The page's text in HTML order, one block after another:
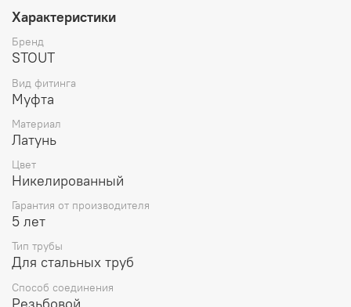
характеристики, информация о комплекте поставки,
габаритах, внешнем виде и цвете, стране производства
и основываются на последних доступных сведениях от
производителя. Производитель оставляет за собой
вносить изменения в дизайн и технические
характеристики, не ухудшающие потребительских
свойств товара.
Характеристики
Бренд
STOUT
Вид фитинга
Муфта
Материал
Латунь
Цвет
Никелированный
Гарантия от производителя
5 лет
Тип трубы
Для стальных труб
Способ соединения
Резьбовой